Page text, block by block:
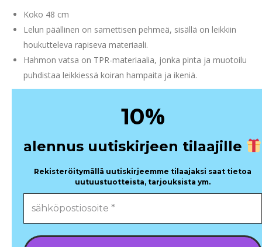
Koko 48 cm
Lelun päällinen on samettisen pehmeä, sisällä on leikkiin
houkutteleva rapiseva materiaali.
Hahmon vatsa on TPR-materiaalia, jonka pinta ja muotoilu
puhdistaa leikkiessä koiran hampaita ja ikeniä.
10%
alennus uutiskirjeen tilaajille
Rekisteröitymällä uutiskirjeemme tilaajaksi saat tietoa
uutuustuotteista, tarjouksista ym.